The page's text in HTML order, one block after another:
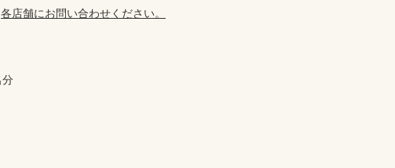
各店舗にお問い合わせください。